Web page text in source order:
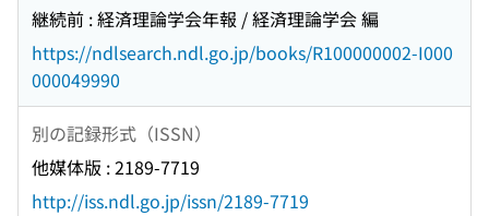
継続前 : 経済理論学会年報 / 経済理論学会 編
https://ndlsearch.ndl.go.jp/books/R100000002-I000
000049990
別の記録形式（ISSN）
他媒体版 : 2189-7719
http://iss.ndl.go.jp/issn/2189-7719